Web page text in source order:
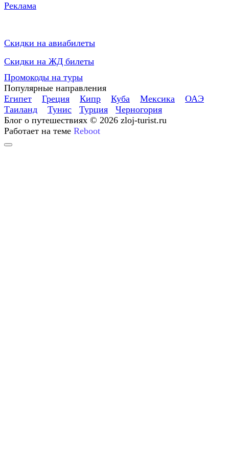
Реклама
Скидки на авиабилеты
Скидки на ЖД билеты
Промокоды на туры
Популярные направления
Египет
Греция Кипр Куба Мексика
ОАЭ
Таиланд
Тунис Турция
Черногория
Блог о путешествиях © 2026 zloj-turist.ru
Работает на теме Reboot